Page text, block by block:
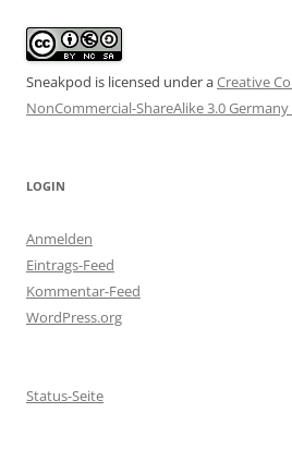
Sneakpod is licensed under aCreative
NonCommercial-ShareAlike 3.0 Germany
LOGIN
Anmelden
Eintrags-Feed
Kommentar-Feed
WordPress.org
Status-Seite